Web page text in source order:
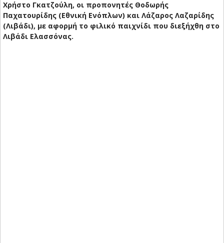
Χρήστο Γκατζούλη, οι προπονητές Θοδωρής
Παχατουρίδης (Εθνική Ενόπλων) και Λάζαρος Λαζαρίδης
(Λιβάδι), με αφορμή το φιλικό παιχνίδι που διεξήχθη στο
Λιβάδι Ελασσόνας.